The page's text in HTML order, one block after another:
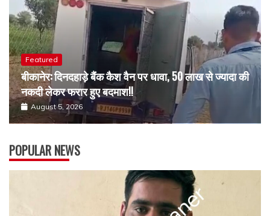
Featured
बीकानेर: दिनदहाड़े बैंक कैश वैन पर धावा, 50 लाख से ज्यादा की
नकदी लेकर फरार हुए बदमाश!!
August 5, 2026
POPULAR NEWS